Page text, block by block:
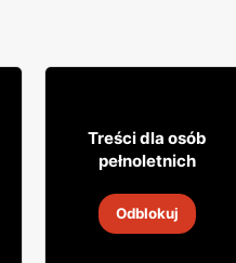
999
19 sie 2026
Treści dla osób
pełnoletnich
Odblokuj